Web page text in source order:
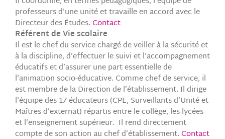
professeurs d’une unité et travaille en accord avec le
Directeur des Études.Contact
Référent de Vie scolaire
Il est le chef du service chargé de veiller à la sécurité et
à la discipline, d’effectuer le suivi et l’accompagnement
éducatifs et d’assurer une part essentielle de
l’animation socio-éducative. Comme chef de service, il
est membre de la Direction de l’établissement. Il dirige
l’équipe des 17 éducateurs (CPE, Surveillants d’Unité et
Maîtres d’externat) répartis entre le collège, les lycées
et l’enseignement supérieur. Il rend directement
compte de son action au chef d’établissement.Contact